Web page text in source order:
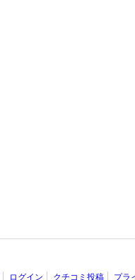
ログイン クチコミ投稿 プラ